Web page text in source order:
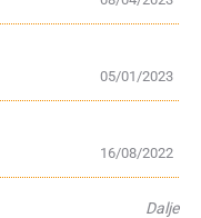
05/01/2023
16/08/2022
Dalje